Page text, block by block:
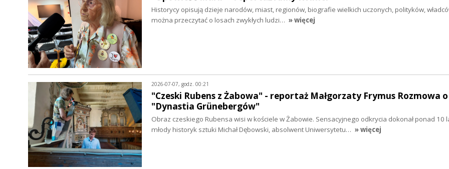
Historycy opisują dzieje narodów, miast, regionów, biografie wielkich uczonych, polityków,
można przeczytać o losach zwykłych ludzi… » więcej
2026-07-07, godz. 00:21
"Czeski Rubens z Żabowa" - reportaż Małgorzaty Frymus Rozmowa
"Dynastia Grünebergów"
Obraz czeskiego Rubensa wisi w kościele w Żabowie. Sensacyjnego odkrycia dokonał ponad 10
młody historyk sztuki Michał Dębowski, absolwent Uniwersytetu… » więcej